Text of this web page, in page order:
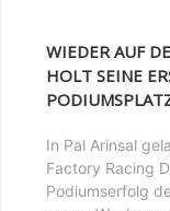
WIEDER AUF
HOLT SEINE
In Pal Arinsal
Factory Racing
Podiumserfolg